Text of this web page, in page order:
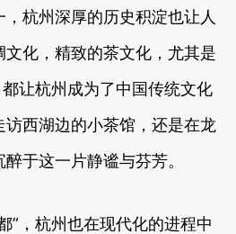
杭州深厚的历史积淀也让人
化，精致的茶文化，尤其是
让杭州成为了中国传统文化
西湖边的小茶馆，还是在龙
于这一片静谧与芬芳。
”，杭州也在现代化的进程中